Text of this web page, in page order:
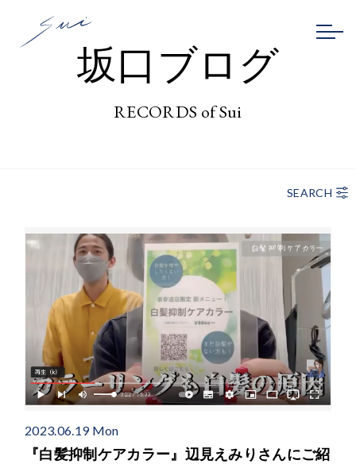
坂口ブログ
RECORDS of Sui
SEARCH
2023.06.19 Mon
『白髪抑制ケアカラー』辺見えみりさんにご紹